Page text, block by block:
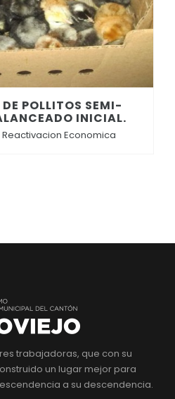
POLLITOS SEMI-
INICIAL.
Economica
trabajadoras, que con su
un lugar mejor para
a su descendencia.